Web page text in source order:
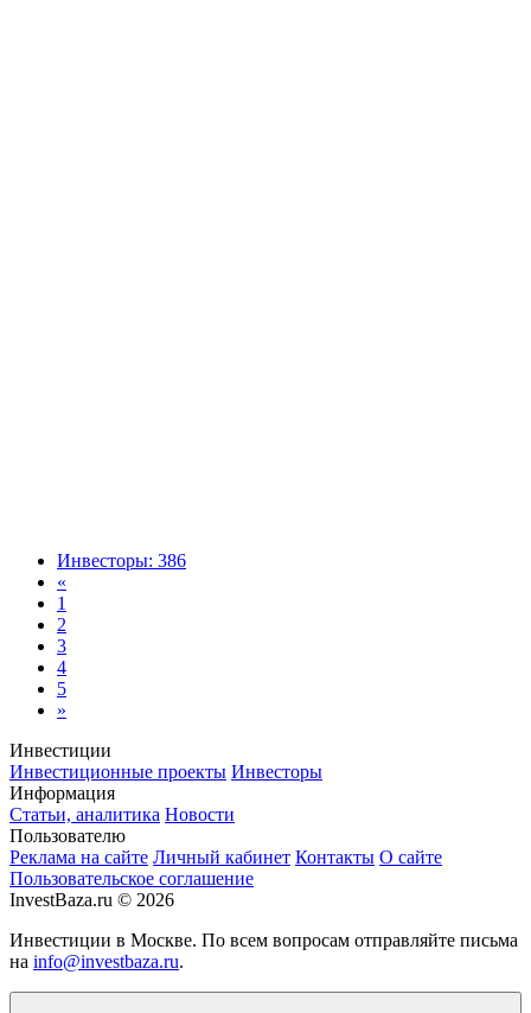
Инвесторы: 386
«
1
2
3
4
5
»
Инвестиции
Инвестиционные проекты Инвесторы
Информация
Статьи, аналитика Новости
Пользователю
Реклама на сайте Личный кабинет Контакты О сайте
Пользовательское соглашение
InvestBaza.ru © 2026
Инвестиции в Москве. По всем вопросам отправляйте письма
на info@investbaza.ru.